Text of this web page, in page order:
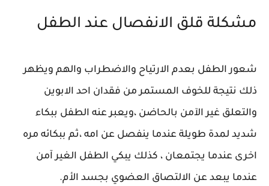
مشكلة قلق الانفصال عند الطفل
شعور الطفل بعدم الارتياح والاضطراب والهم ويظهر
ذلك نتيجة للخوف المستمر من فقدان احد الابوين
والتعلق غير الآمن بالحاضن ،ويعبر عنه الطفل ببكاء
شديد لمدة طويلة عندما ينفصل عن امه ،ثم ببكائه مره
اخرى عندما يجتمعان ، كذلك يبكي الطفل الغير آمن
عندما يبعد عن الالتصاق العضوي بجسد الأم.